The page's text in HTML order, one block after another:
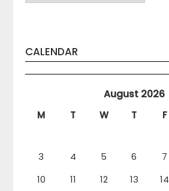
CALENDAR
August 2026
M T W T F
3
4 5 6 7
10
11 12 13 14